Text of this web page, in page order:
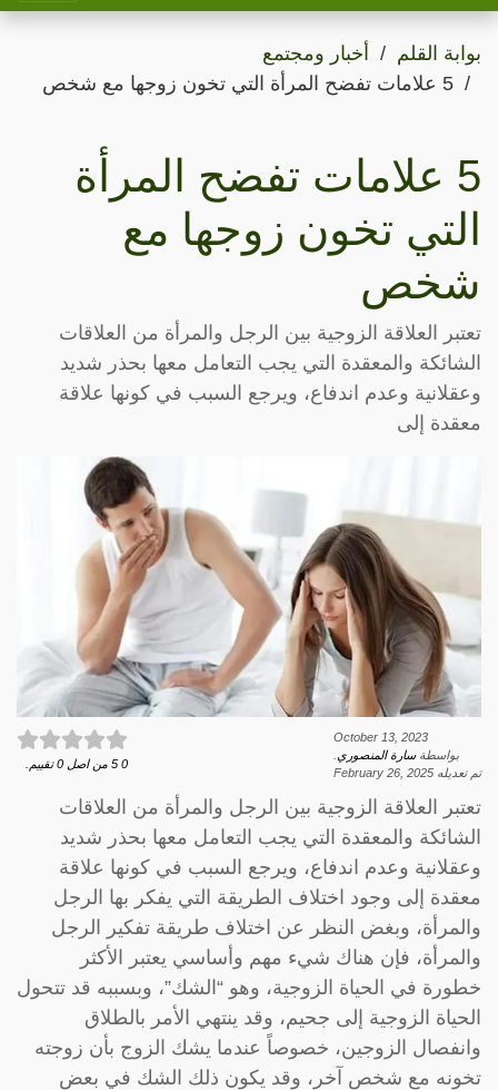
بوابة القلم
أخبار ومجتمع
5 علامات تفضح المرأة التي تخون زوجها مع شخص
5 علامات تفضح المرأة
التي تخون زوجها مع
شخص
تعتبر العلاقة الزوجية بين الرجل والمرأة من العلاقات
الشائكة والمعقدة التي يجب التعامل معها بحذر شديد
وعقلانية وعدم اندفاع، ويرجع السبب في كونها علاقة
معقدة إلى
October 13, 2023
بواسطةسارة المنصوري
تم تعديله February 26, 2025
0
5 من اصل 0 تقييم.
تعتبر العلاقة الزوجية بين الرجل والمرأة من العلاقات
الشائكة والمعقدة التي يجب التعامل معها بحذر شديد
وعقلانية وعدم اندفاع، ويرجع السبب في كونها علاقة
معقدة إلى وجود اختلاف الطريقة التي يفكر بها الرجل
والمرأة، وبغض النظر عن اختلاف طريقة تفكير الرجل
والمرأة، فإن هناك شيء مهم وأساسي يعتبر الأكثر
خطورة في الحياة الزوجية، وهو “الشك”، وبسببه قد تتحول
الحياة الزوجية إلى جحيم، وقد ينتهي الأمر بالطلاق
وانفصال الزوجين، خصوصاً عندما يشك الزوج بأن زوجته
تخونه مع شخص آخر، وقد يكون ذلك الشك في بعض